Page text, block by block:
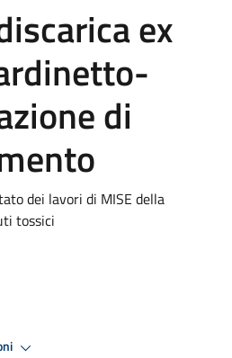
ex
di
dei lavori di MISE della
tossici